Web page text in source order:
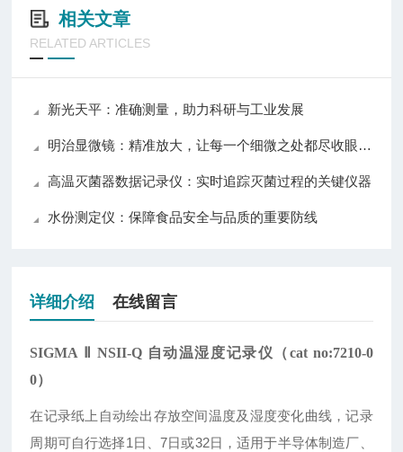
相关文章
RELATED ARTICLES
新光天平：准确测量，助力科研与工业发展
明治显微镜：精准放大，让每一个细微之处都尽收眼底！
高温灭菌器数据记录仪：实时追踪灭菌过程的关键仪器
水份测定仪：保障食品安全与品质的重要防线
详细介绍 在线留言
SIGMA Ⅱ NSII-Q 自动温湿度记录仪（cat no:7210-0
0）
在记录纸上自动绘出存放空间温度及湿度变化曲线，记录
周期可自行选择1日、7日或32日，适用于半导体制造厂、